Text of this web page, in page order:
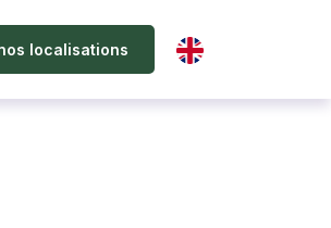
localisations